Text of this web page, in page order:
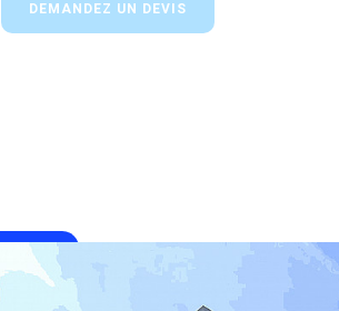
DEMANDEZ UN DEVIS